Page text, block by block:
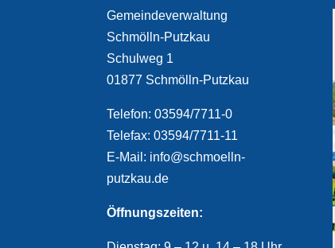
Gemeindeverwaltung
Schmölln-Putzkau
Schulweg 1
01877 Schmölln-Putzkau
Telefon: 03594/7711-0
Telefax: 03594/7711-11
E-Mail: info@schmoelln-
putzkau.de
Öffnungszeiten: